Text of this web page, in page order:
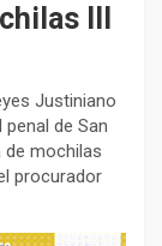
III
Justiniano
de San
de mochilas
procurador